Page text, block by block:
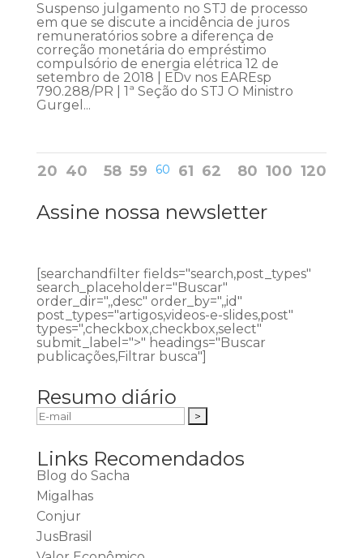
Suspenso julgamento no STJ de processo
em que se discute a incidência de juros
remuneratórios sobre a diferença de
correção monetária do empréstimo
compulsório de energia elétrica 12 de
setembro de 2018 | EDv nos EAREsp
790.288/PR | 1ª Seção do STJ O Ministro
Gurgel...
20 40 58 59 60 61 62 80 100 120
Assine nossa newsletter
[searchandfilter fields="search,post_types"
search_placeholder="Buscar"
order_dir=",,desc" order_by=",,id"
post_types="artigos,videos-e-slides,post"
types=",checkbox,checkbox,select"
submit_label=">" headings="Buscar
publicações,Filtrar busca"]
Resumo diário
Links Recomendados
Blog do Sacha
Migalhas
Conjur
JusBrasil